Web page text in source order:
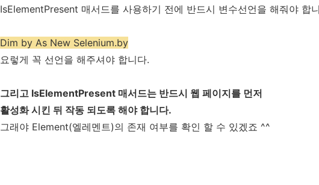
IsElementPresent 매서드를 사용하기 전에 반드시 변수선언을 해줘야 합
Dim by As New Selenium.by
요렇게 꼭 선언을 해주셔야 합니다.
그리고 IsElementPresent 매서드는 반드시 웹 페이지를 먼저
활성화 시킨 뒤 작동 되도록 해야 합니다.
그래야 Element(엘레멘트)의 존재 여부를 확인 할 수 있겠죠 ^^